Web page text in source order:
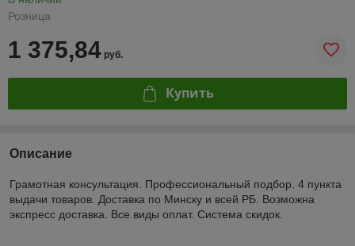
Розница
1 375,84 руб.
Купить
Описание
Грамотная консультация. Профессиональный подбор. 4 пункта
выдачи товаров. Доставка по Минску и всей РБ. Возможна
экспресс доставка. Все виды оплат. Система скидок.